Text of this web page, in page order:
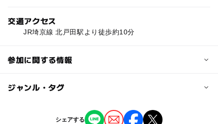
交通アクセス
JR埼京線 北戸田駅より徒歩約10分
参加に関する情報
対象年齢
3歳･4歳･5歳･6歳(幼児) 小学生 大人
ジャンル・タグ
シェアする